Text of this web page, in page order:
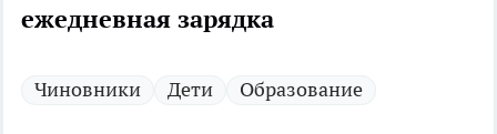
ежедневная зарядка
Чиновники Дети Образование